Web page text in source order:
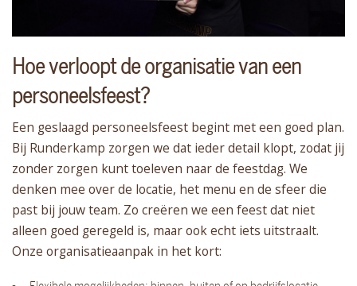
Hoe verloopt de organisatie van een
personeelsfeest?
Een geslaagd personeelsfeest begint met een goed plan.
Bij Runderkamp zorgen we dat ieder detail klopt, zodat jij
zonder zorgen kunt toeleven naar de feestdag. We
denken mee over de locatie, het menu en de sfeer die
past bij jouw team. Zo creëren we een feest dat niet
alleen goed geregeld is, maar ook echt iets uitstraalt.
Onze organisatieaanpak in het kort: